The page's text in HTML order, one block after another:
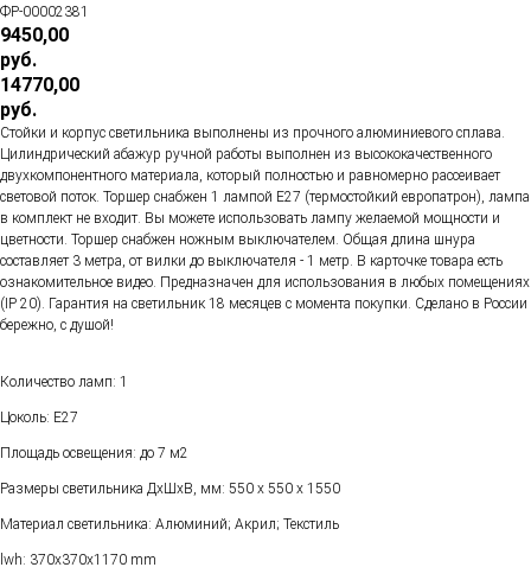
ФР-00002381
9450,00
руб.
14770,00
руб.
Стойки и корпус светильника выполнены из прочного алюминиевого сплава.
Цилиндрический абажур ручной работы выполнен из высококачественного
двухкомпонентного материала, который полностью и равномерно рассеивает
световой поток. Торшер снабжен 1 лампой Е27 (термостойкий европатрон), лампа
в комплект не входит. Вы можете использовать лампу желаемой мощности и
цветности. Торшер снабжен ножным выключателем. Общая длина шнура
составляет 3 метра, от вилки до выключателя - 1 метр. В карточке товара есть
ознакомительное видео. Предназначен для использования в любых помещениях
(IP 20). Гарантия на светильник 18 месяцев с момента покупки. Сделано в России
бережно, с душой!
Количество ламп: 1
Цоколь: Е27
Площадь освещения: до 7 м2
Размеры светильника ДхШхВ, мм: 550 х 550 х 1550
Материал светильника: Алюминий; Акрил; Текстиль
lwh: 370x370x1170 mm